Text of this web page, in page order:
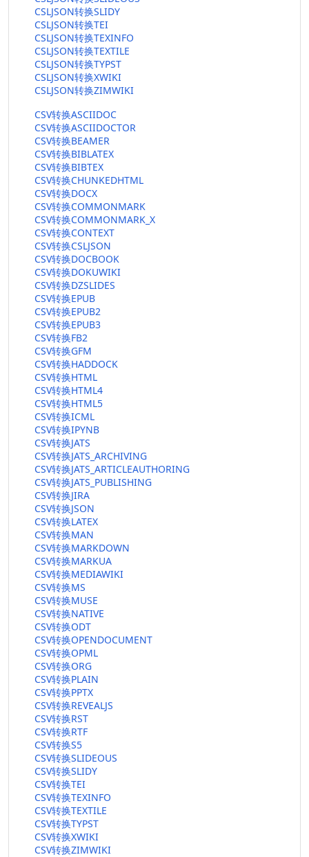
CSLJSON转换SLIDY
CSLJSON转换TEI
CSLJSON转换TEXINFO
CSLJSON转换TEXTILE
CSLJSON转换TYPST
CSLJSON转换XWIKI
CSLJSON转换ZIMWIKI
CSV转换ASCIIDOC
CSV转换ASCIIDOCTOR
CSV转换BEAMER
CSV转换BIBLATEX
CSV转换BIBTEX
CSV转换CHUNKEDHTML
CSV转换DOCX
CSV转换COMMONMARK
CSV转换COMMONMARK_X
CSV转换CONTEXT
CSV转换CSLJSON
CSV转换DOCBOOK
CSV转换DOKUWIKI
CSV转换DZSLIDES
CSV转换EPUB
CSV转换EPUB2
CSV转换EPUB3
CSV转换FB2
CSV转换GFM
CSV转换HADDOCK
CSV转换HTML
CSV转换HTML4
CSV转换HTML5
CSV转换ICML
CSV转换IPYNB
CSV转换JATS
CSV转换JATS_ARCHIVING
CSV转换JATS_ARTICLEAUTHORING
CSV转换JATS_PUBLISHING
CSV转换JIRA
CSV转换JSON
CSV转换LATEX
CSV转换MAN
CSV转换MARKDOWN
CSV转换MARKUA
CSV转换MEDIAWIKI
CSV转换MS
CSV转换MUSE
CSV转换NATIVE
CSV转换ODT
CSV转换OPENDOCUMENT
CSV转换OPML
CSV转换ORG
CSV转换PLAIN
CSV转换PPTX
CSV转换REVEALJS
CSV转换RST
CSV转换RTF
CSV转换S5
CSV转换SLIDEOUS
CSV转换SLIDY
CSV转换TEI
CSV转换TEXINFO
CSV转换TEXTILE
CSV转换TYPST
CSV转换XWIKI
CSV转换ZIMWIKI